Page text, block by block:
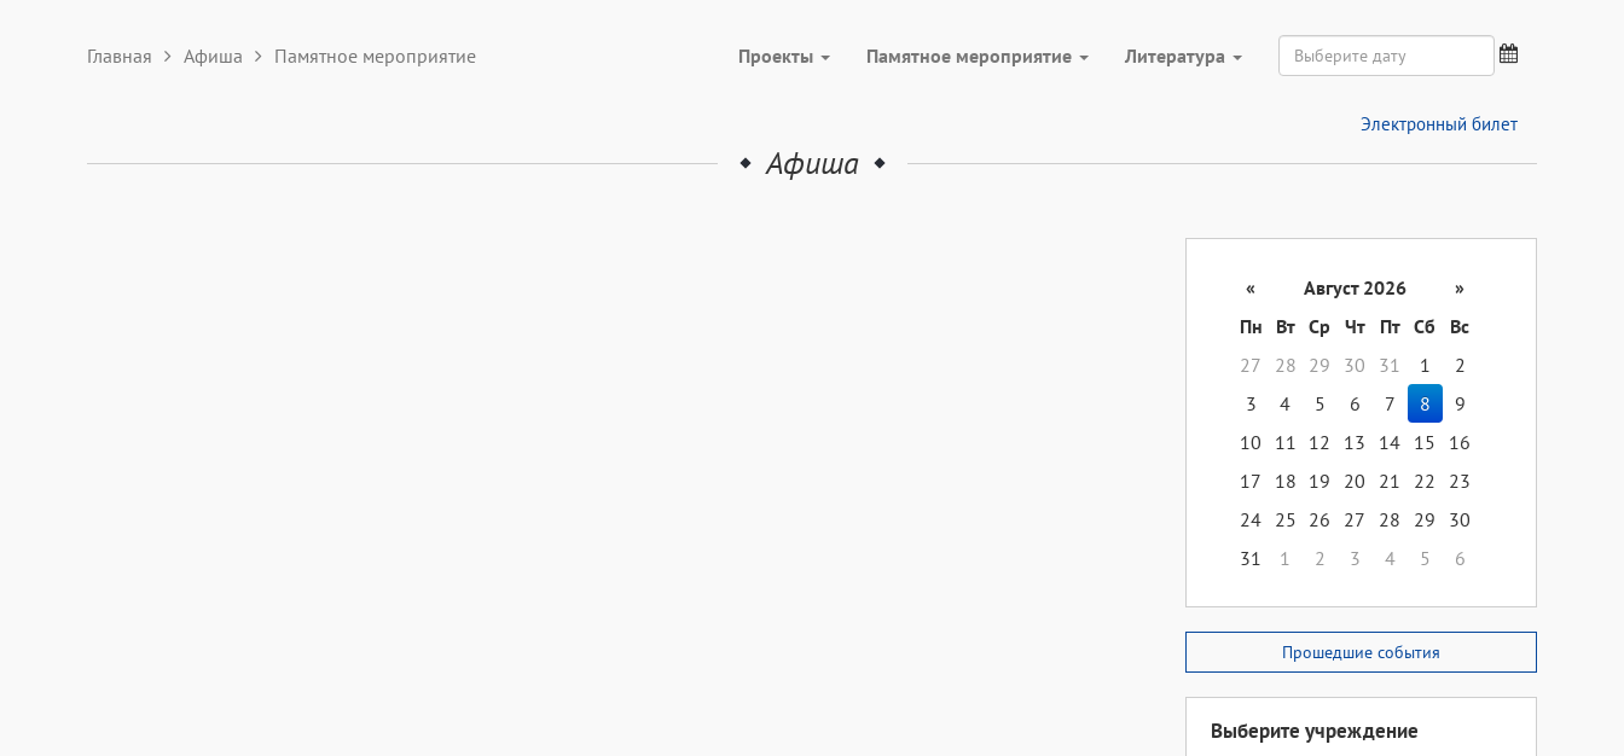
Главная Афиша Памятное мероприятие Проекты Памятное мероприятие Литература
Электронный билет
Афиша
« Август 2026
»
Пн
Вт Ср Чт Пт Сб
Вс
27
28 29 30 31 1
2
3
4 5 6 7 8
9
10
11 12 13 14 15
16
17
18 19 20 21 22
23
24 25 26 27 28 29
30
31
1 2 3 4 5 6
Прошедшие события
Выберите учреждение